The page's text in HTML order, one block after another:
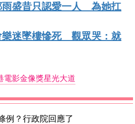
雨盛昔只認愛一人 為她扛
樂迷墜樓慘死 觀眾哭：就
電影金像獎星光大道
例？行政院回應了